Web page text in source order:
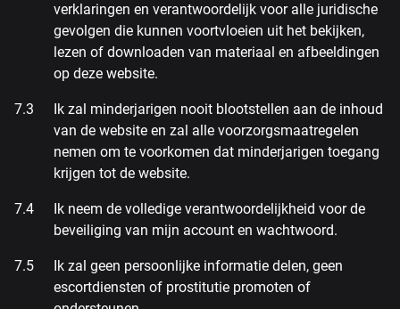
verklaringen en verantwoordelijk voor alle juridische
gevolgen die kunnen voortvloeien uit het bekijken,
lezen of downloaden van materiaal en afbeeldingen
op deze website.
Ik zal minderjarigen nooit blootstellen aan de inhoud
van de website en zal alle voorzorgsmaatregelen
nemen om te voorkomen dat minderjarigen toegang
krijgen tot de website.
Ik neem de volledige verantwoordelijkheid voor de
beveiliging van mijn account en wachtwoord.
Ik zal geen persoonlijke informatie delen, geen
escortdiensten of prostitutie promoten of